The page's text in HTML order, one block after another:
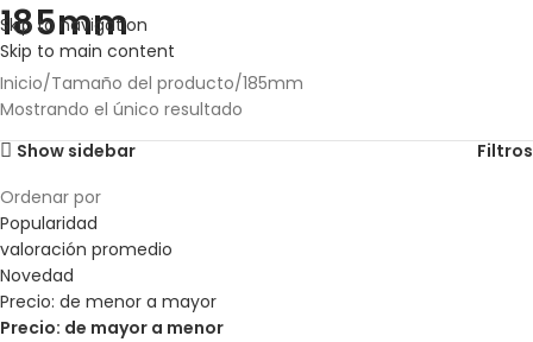
Skip to navigation
Skip to main content
185mm
Inicio Tamaño del producto 185mm
Mostrando el único resultado
Show sidebar
Filtros
Ordenar por
Popularidad
valoración promedio
Novedad
Precio: de menor a mayor
Precio: de mayor a menor